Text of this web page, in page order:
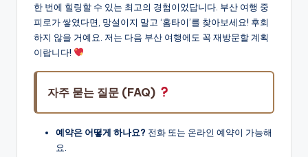
한 번에 힐링할 수 있는 최고의 경험이었답니다. 부산 여행 중
피로가 쌓였다면, 망설이지 말고 ‘홈타이’를 찾아보세요! 후회
하지 않을 거예요. 저는 다음 부산 여행에도 꼭 재방문할 계획
이랍니다!
자주 묻는 질문 (FAQ)
예약은 어떻게 하나요? 전화 또는 온라인 예약이 가능해
요.